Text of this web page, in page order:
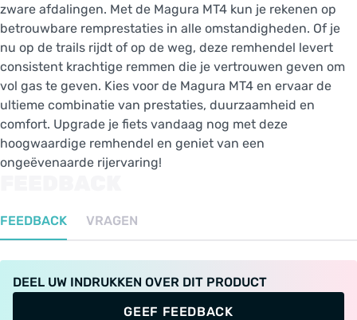
zware afdalingen. Met de Magura MT4 kun je rekenen op
betrouwbare remprestaties in alle omstandigheden. Of je
nu op de trails rijdt of op de weg, deze remhendel levert
consistent krachtige remmen die je vertrouwen geven om
vol gas te geven. Kies voor de Magura MT4 en ervaar de
ultieme combinatie van prestaties, duurzaamheid en
comfort. Upgrade je fiets vandaag nog met deze
hoogwaardige remhendel en geniet van een
ongeëvenaarde rijervaring!
FEEDBACK VRAGEN
DEEL UW INDRUKKEN OVER DIT PRODUCT
GEEF FEEDBACK